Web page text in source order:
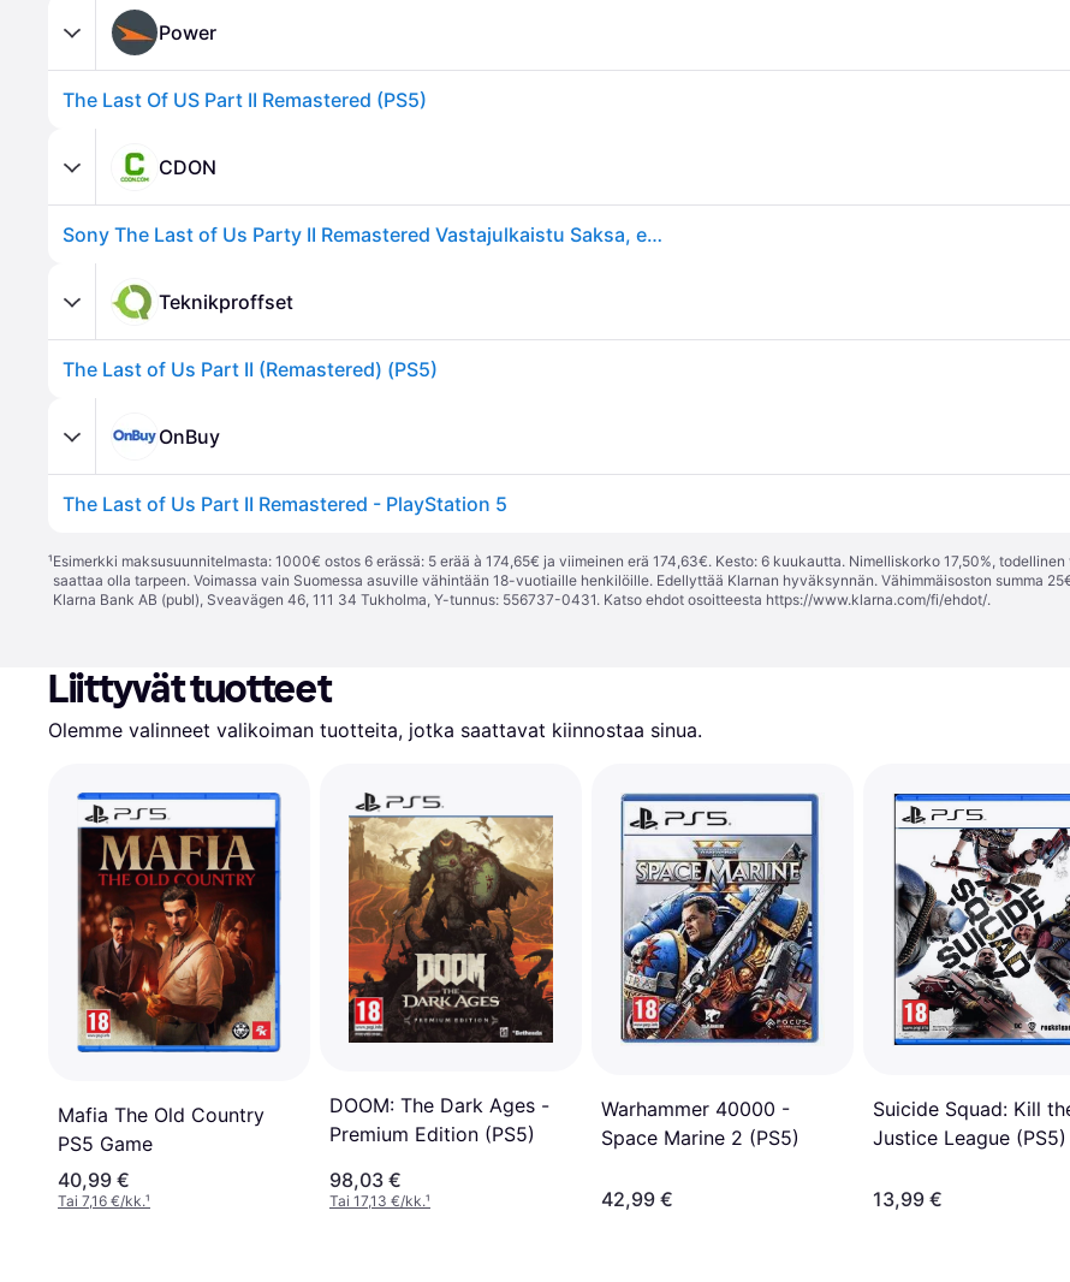
Power
The Last Of US Part II Remastered (PS5)
CDON
Sony The Last of Us Party II Remastered Vastajulkaistu Saksa, englanti, espanja, ranska, kreikka, italia, japani, puola, portugali, portugali, rans...
Teknikproffset
The Last of Us Part II (Remastered) (PS5)
OnBuy
The Last of Us Part II Remastered - PlayStation 5
¹Esimerkki maksusuunnitelmasta: 1000€ ostos 6 erässä: 5 erää à 174,65€ ja viimeinen erä 174,63€. Kesto: 6 kuukautta. Nimelliskorko 17,50%,
saattaa olla tarpeen. Voimassa vain Suomessa asuville vähintään 18-vuotiaille henkilöille. Edellyttää Klarnan hyväksynnän. Vähimmäisoston summa
Klarna Bank AB (publ), Sveavägen 46, 111 34 Tukholma, Y-tunnus: 556737-0431. Katso ehdot osoitteesta https://www.klarna.com/fi/ehdot/.
Liittyvät tuotteet
Olemme valinneet valikoiman tuotteita, jotka saattavat kiinnostaa sinua.
Mafia The Old Country
PS5 Game
40,99 €
Tai 7,16 €/kk.¹
DOOM: The Dark Ages -
Premium Edition (PS5)
98,03 €
Tai 17,13 €/kk.¹
Warhammer 40000 -
Space Marine 2 (PS5)
42,99 €
Suicide Squad: Kill
Justice League (PS5)
13,99 €